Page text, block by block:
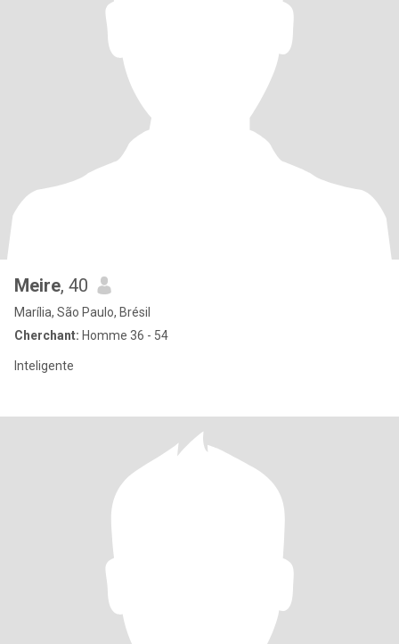
Meire, 40
Marília, São Paulo, Brésil
Cherchant: Homme 36 - 54
Inteligente